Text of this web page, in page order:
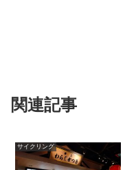
関連記事
サイクリング